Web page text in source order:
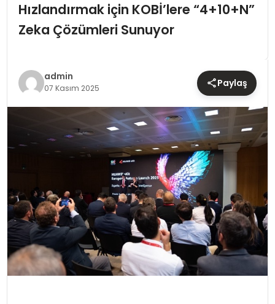
EKONOMI
TEKNOLOJI
YAŞAM
Hızlandırmak için KOBİ’lere “4+10+N”
Zeka Çözümleri Sunuyor
admin
07 Kasım 2025 Paylaş